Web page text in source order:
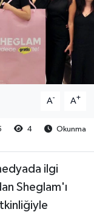
A- A+
4
Okunma
ilgi
Sheglam'ı